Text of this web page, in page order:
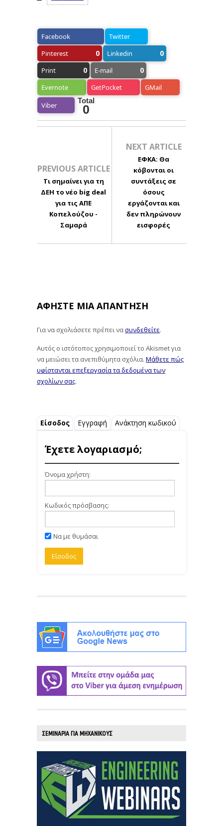
Facebook
Twitter
Pinterest
0 Linkedin 0
Print 0 E-mail 0
Evernote GetPocket GMail
Viber
Total
0
PREVIOUS ARTICLE
Τι σημαίνει για τη
ΔΕΗ το νέο big deal
για τις ΑΠΕ
Κοπελούζου -
Σαμαρά
NEXT ARTICLE
ΕΦΚΑ: Θα
κόβονται οι
συντάξεις σε
όσους
εργάζονται και
δεν πληρώνουν
εισφορές
ΑΦΉΣΤΕ ΜΙΑ ΑΠΆΝΤΗΣΗ
Για να σχολιάσετε πρέπει νασυνδεθείτε.
Αυτός ο ιστότοπος χρησιμοποιεί το Akismet για
να μειώσει τα ανεπιθύμητα σχόλια. Μάθετε πώς
υφίστανται επεξεργασία τα δεδομένα των
σχολίων σας.
Είσοδος Εγγραφή Ανάκτηση κωδικού
Έχετε λογαριασμό;
Όνομα χρήστη:
Κωδικός πρόσβασης:
Να με θυμάσαι
ΣΕΜΙΝΑΡΙΑ ΓΙΑ ΜΗΧΑΝΙΚΟΥΣ